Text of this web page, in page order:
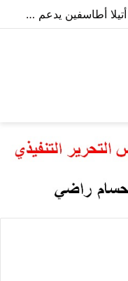
البوصلة التركية تتجه نحو اليمن.. أتيلا أطاسفين يدعم مسارات الشراكة الاقتصادية والاستثمارية